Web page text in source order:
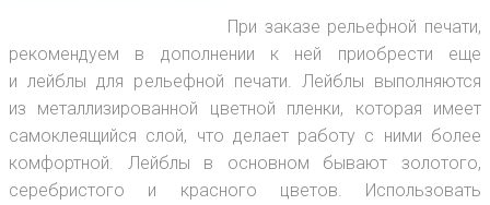
При заказе рельефной печати,
рекомендуем в дополнении к ней приобрести еще
и лейблы для рельефной печати. Лейблы выполняются
из металлизированной цветной пленки, которая имеет
самоклеящийся слой, что делает работу с ними более
комфортной. Лейблы в основном бывают золотого,
серебристого и красного цветов. Использовать